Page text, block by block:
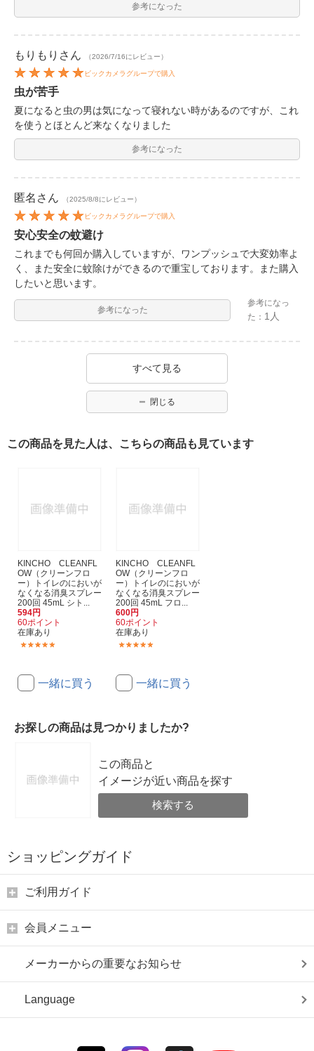
参考になった
もりもり さん （2026/7/16にレビュー）
ビックカメラグループで購入
虫が苦手
夏になると虫の男は気になって寝れない時があるのですが、これ
を使うとほとんど来なくなりました
参考になった
匿名 さん （2025/8/8にレビュー）
ビックカメラグループで購入
安心安全の蚊避け
これまでも何回か購入していますが、ワンプッシュで大変効率よ
く、また安全に蚊除けができるので重宝しております。また購入
したいと思います。
参考になった
参考になっ
た： 1人
すべて見る
閉じる
この商品を見た人は、こちらの商品も見ています
KINCHO CLEANFL
OW（クリーンフロ
ー）トイレのにおいが
なくなる消臭スプレー
200回 45mL シト...
594円
60ポイント
在庫あり
一緒に買う
KINCHO CLEANFL
OW（クリーンフロ
ー）トイレのにおいが
なくなる消臭スプレー
200回 45mL フロ...
600円
60ポイント
在庫あり
一緒に買う
お探しの商品は見つかりましたか?
この商品と
イメージが近い商品を探す
検索する
ショッピングガイド
ご利用ガイド
会員メニュー
メーカーからの重要なお知らせ
Language